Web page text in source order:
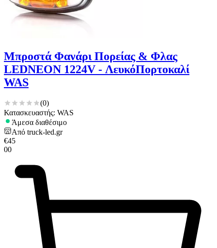
Μπροστά Φανάρι Πορείας & Φλας
LEDNEON 1224V - ΛευκόΠορτοκαλί
WAS
(0)
Κατασκευαστής: WAS
Άμεσα διαθέσιμο
Από truck-led.gr
€45
00